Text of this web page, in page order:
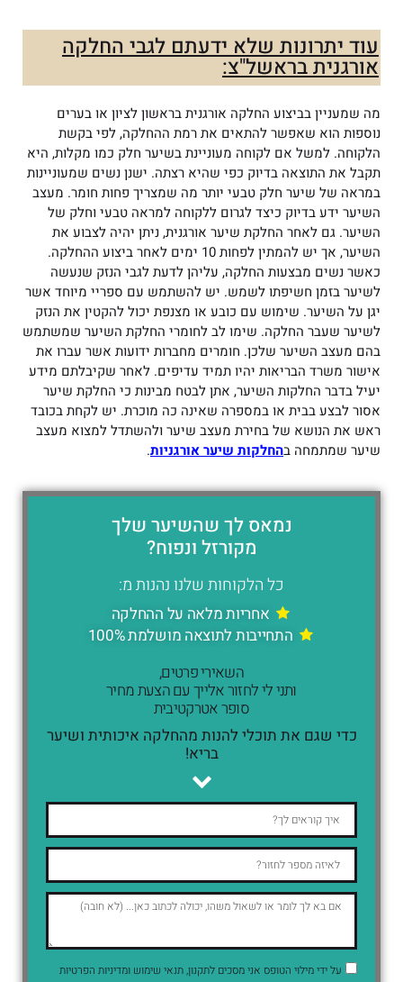
עוד יתרונות שלא ידעתם לגבי החלקה
אורגנית בראשל"צ:
מה שמעניין בביצוע החלקה אורגנית בראשון לציון או בערים
נוספות הוא שאפשר להתאים את רמת ההחלקה, לפי בקשת
הלקוחה. למשל אם לקוחה מעוניינת בשיער חלק כמו מקלות, היא
תקבל את התוצאה בדיוק כפי שהיא רצתה. ישנן נשים שמעוניינות
במראה של שיער חלק טבעי יותר מה שמצריך פחות חומר. מעצב
השיער ידע בדיוק כיצד לגרום ללקוחה למראה טבעי וחלק של
השיער. גם לאחר החלקת שיער אורגנית, ניתן יהיה לצבוע את
השיער, אך יש להמתין לפחות 10 ימים לאחר ביצוע ההחלקה.
כאשר נשים מבצעות החלקה, עליהן לדעת לגבי הנזק שנעשה
לשיער בזמן חשיפתו לשמש. יש להשתמש עם ספריי מיוחד אשר
יגן על השיער. שימוש עם כובע או מצנפת יכול להקטין את הנזק
לשיער שעבר החלקה. שימו לב לחומרי החלקת השיער שמשתמש
בהם מעצב השיער שלכן. חומרים מחברות ידועות אשר עברו את
אישור משרד הבריאות יהיו תמיד עדיפים. לאחר שקיבלתם מידע
יעיל בדבר החלקות השיער, אתן לבטח מבינות כי החלקת שיער
אסור לבצע בבית או במספרה שאינה כה מוכרת. יש לקחת בכובד
ראש את הנושא של בחירת מעצב שיער ולהשתדל למצוא מעצב
שיער שמתמחה בהחלקות שיער אורגניות.
נמאס לך שהשיער שלך
מקורזל ונפוח?
כל הלקוחות שלנו נהנות מ:
אחריות מלאה על ההחלקה
התחייבות לתוצאה מושלמת 100%
השאירי פרטים,
ותני לי לחזור אלייך עם הצעת מחיר
סופר אטרקטיבית
כדי שגם את תוכלי להנות מהחלקה איכותית ושיער
בריא!
על ידי מילוי הטופס אני מסכים לתקנון, תנאי שימוש ומדיניות הפרטיות